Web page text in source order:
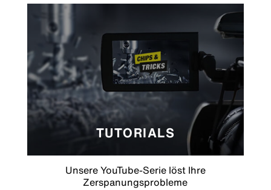
TUTORIALS
Unsere YouTube-Serie löst Ihre
Zerspanungsprobleme